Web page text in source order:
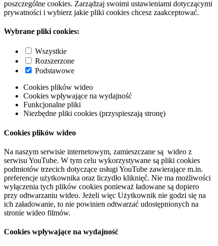
poszczególne cookies. Zarządzaj swoimi ustawieniami dotyczącymi
prywatności i wybierz jakie pliki cookies chcesz zaakceptować.
Wybrane pliki cookies:
Wszystkie
Rozszerzone
Podstawowe
Cookies plików wideo
Cookies wpływające na wydajność
Funkcjonalne pliki
Niezbędne pliki cookies (przyspieszają stronę)
Cookies plików wideo
Na naszym serwisie internetowym, zamieszczane są wideo z
serwisu YouTube. W tym celu wykorzystywane są pliki cookies
podmiotów trzecich dotyczące usługi YouTube zawierające m.in.
preferencje użytkownika oraz liczydło kliknięć. Nie ma możliwości
wyłączenia tych plików cookies ponieważ ładowane są dopiero
przy odtwarzaniu wideo. Jeżeli więc Użytkownik nie godzi się na
ich załadowanie, to nie powinien odtwarzać udostępnionych na
stronie wideo filmów.
Cookies wpływające na wydajność